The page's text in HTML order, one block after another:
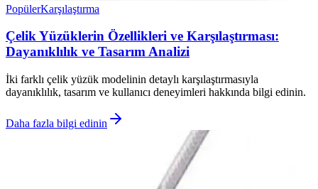
PopülerKarşılaştırma
Çelik Yüzüklerin Özellikleri ve Karşılaştırması:
Dayanıklılık ve Tasarım Analizi
İki farklı çelik yüzük modelinin detaylı karşılaştırmasıyla
dayanıklılık, tasarım ve kullanıcı deneyimleri hakkında bilgi edinin.
Daha fazla bilgi edinin